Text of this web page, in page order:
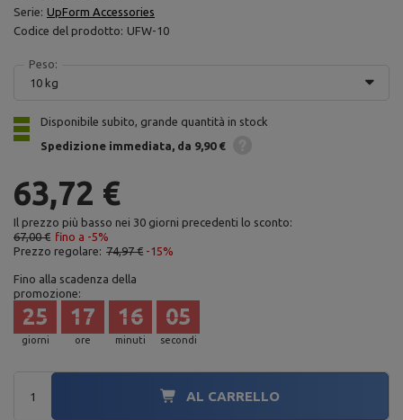
Serie: UpForm Accessories
Codice del prodotto: UFW-10
Peso:
10 kg
Disponibile subito, grande quantità in stock
Spedizione immediata da 9,90 €
63,72 €
Il prezzo più basso nei 30 giorni precedenti lo sconto:
67,00 € fino a -5%
Prezzo regolare: 74,97 € -15%
Fino alla scadenza della
promozione:
giorni
25
ore
17
minuti
16
secondi
04
AL CARRELLO